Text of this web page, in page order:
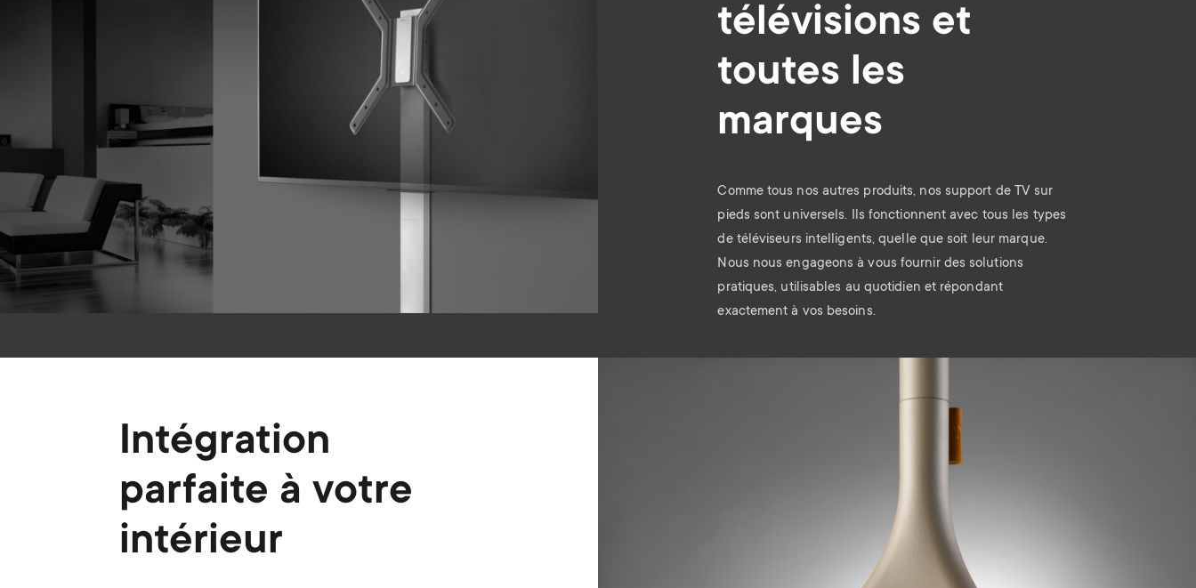
télévisions et
toutes les
marques
Comme tous nos autres produits, nos support de TV sur
pieds sont universels. Ils fonctionnent avec tous les types
de téléviseurs intelligents, quelle que soit leur marque.
Nous nous engageons à vous fournir des solutions
pratiques, utilisables au quotidien et répondant
exactement à vos besoins.
Intégration
parfaite à votre
intérieur